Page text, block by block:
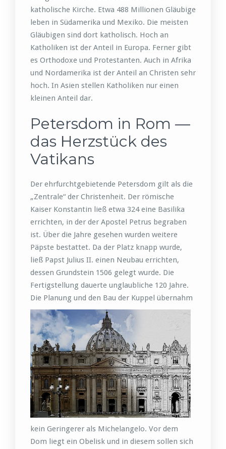
katholische Kirche. Etwa 488 Millionen Gläubige
leben in Südamerika und Mexiko. Die meisten
Gläubigen sind dort katholisch. Hoch an
Katholiken ist der Anteil in Europa. Ferner gibt
es Orthodoxe und Protestanten. Auch in Afrika
und Nordamerika ist der Anteil an Christen sehr
hoch. In Asien stellen Katholiken nur einen
kleinen Anteil dar.
Petersdom in Rom —
das Herzstück des
Vatikans
Der ehrfurchtgebietende Petersdom gilt als die
„Zentrale“ der Christenheit. Der römische
Kaiser Konstantin ließ etwa 324 eine Basilika
errichten, in der der Apostel Petrus begraben
ist. Über die Jahre gesehen wurden weitere
Päpste bestattet. Da der Platz knapp wurde,
ließ Papst Julius II. einen Neubau errichten,
dessen Grundstein 1506 gelegt wurde. Die
Fertigstellung dauerte unglaubliche 120 Jahre.
Die Planung und den Bau der Kuppel übernahm
kein Geringerer als Michelangelo. Vor dem
Dom liegt ein Obelisk und in diesem sollen sich